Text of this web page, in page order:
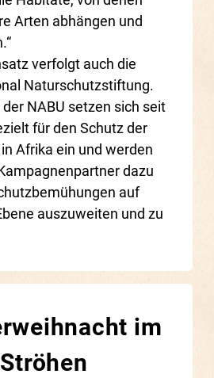
Arten abhängen und
verfolgt auch die
Naturschutzstiftung.
NABU setzen sich seit
für den Schutz der
Afrika ein und werden
dazu
auf
auszuweiten und zu
im